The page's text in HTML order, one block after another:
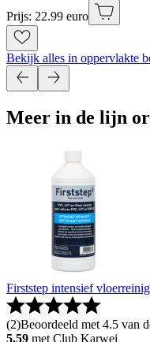
Prijs: 22.99 euro
Bekijk alles in oppervlakte
Meer in de lijn
Firststep intensief
(2)Beoordeeld met 4.5 van
5.59 met Club Karwei